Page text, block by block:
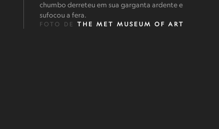
chumbo derreteu em sua garganta ardente e
sufocou a fera.
FOTO DE THE MET MUSEUM OF ART